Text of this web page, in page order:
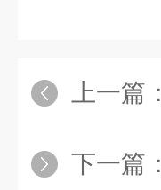
上一篇：
下一篇：